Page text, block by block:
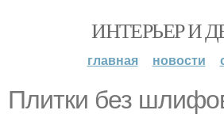
ИНТЕРЬЕР И
главная новости
Плитки без